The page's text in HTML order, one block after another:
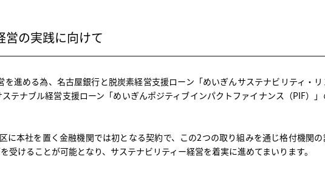
営の実践に向けて
を進める為、名古屋銀行と脱炭素経営支援ローン「めいぎんサステナビリティ・リ
テナブル経営支援ローン「めいぎんポジティブインパクトファイナンス（PIF）」
に本社を置く金融機関では初となる契約で、この2つの取り組みを通じ格付機関の
受けることが可能となり、サステナビリティー経営を着実に進めてまいります。